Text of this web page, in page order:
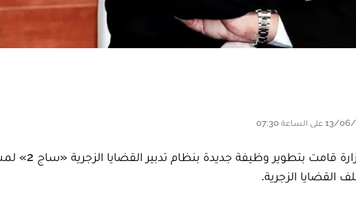
أعلن وزير العدل، عبد اللطيف وهبي، أن الوزارة
الزجرية.